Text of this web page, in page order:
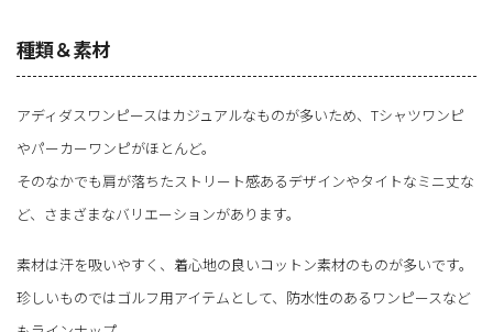
種類＆素材
アディダスワンピースはカジュアルなものが多いため、Tシャツワンピ
やパーカーワンピがほとんど。
そのなかでも肩が落ちたストリート感あるデザインやタイトなミニ丈な
ど、さまざまなバリエーションがあります。
素材は汗を吸いやすく、着心地の良いコットン素材のものが多いです。
珍しいものではゴルフ用アイテムとして、防水性のあるワンピースなど